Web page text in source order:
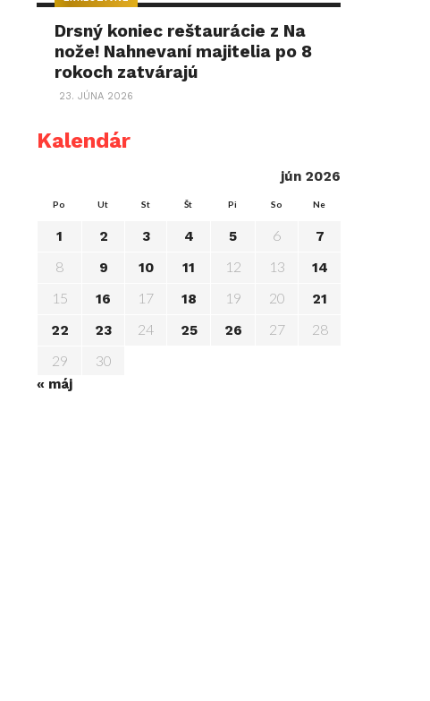
Drsný koniec reštaurácie z Na
nože! Nahnevaní majitelia po 8
rokoch zatvárajú
23. JÚNA 2026
Kalendár
jún 2026
Po Ut St Št Pi So Ne
1 2 3 4 5 6 7
8 9 10 11 12 13 14
15 16 17 18 19 20
21
22
23 24 25 26 27
28
29
30
« máj